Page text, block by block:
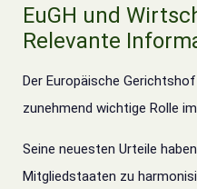
EuGH und
Relevante
Der Europäische
zunehmend wichtige Rolle
Seine neuesten Urteile
Mitgliedstaaten zu